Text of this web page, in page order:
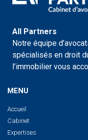
All Partners
Notre équipe
spécialisés en droit
l’immobilier vous
MENU
Accueil
Cabinet
Expertises